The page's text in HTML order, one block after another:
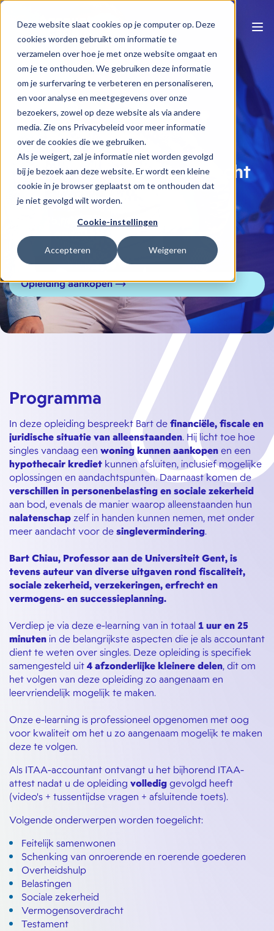
Deze website slaat cookies op je computer op. Deze
cookies worden gebruikt om informatie te
verzamelen over hoe je met onze website omgaat en
om je te onthouden. We gebruiken deze informatie
om je surfervaring te verbeteren en personaliseren,
en voor analyse en meetgegevens over onze
bezoekers, zowel op deze website als via andere
media. Zie ons Privacybeleid voor meer informatie
over de cookies die we gebruiken.
Als je weigert, zal je informatie niet worden gevolgd
bij je bezoek aan deze website. Er wordt een kleine
cookie in je browser geplaatst om te onthouden dat
je niet gevolgd wilt worden.
Cookie-instellingen
Accepteren Weigeren
Naar e-learning overzicht
Singles: fiscaliteit & erfrecht
Bart Chiau
1 u 25 min
€115.00 (excl BTW)
Opleiding aankopen
Programma
In deze opleiding bespreekt Bart de financiële, fiscale en
juridische situatie van alleenstaanden. Hij licht toe hoe
singles vandaag een woning kunnen aankopen en een
hypothecair krediet kunnen afsluiten, inclusief mogelijke
oplossingen en aandachtspunten. Daarnaast komen de
verschillen in personenbelasting en sociale zekerheid
aan bod, evenals de manier waarop alleenstaanden hun
nalatenschap zelf in handen kunnen nemen, met onder
meer aandacht voor de singlevermindering.
Bart Chiau, Professor aan de Universiteit Gent, is
tevens auteur van diverse uitgaven rond fiscaliteit,
sociale zekerheid, verzekeringen, erfrecht en
vermogens- en successieplanning.
Verdiep je via deze e-learning van in totaal 1 uur en 25
minuten in de belangrijkste aspecten die je als accountant
dient te weten over singles. Deze opleiding is specifiek
samengesteld uit 4 afzonderlijke kleinere delen, dit om
het volgen van deze opleiding zo aangenaam en
leervriendelijk mogelijk te maken.
Onze e-learning is professioneel opgenomen met oog
voor kwaliteit om het u zo aangenaam mogelijk te maken
deze te volgen.
Als ITAA-accountant ontvangt u het bijhorend ITAA-
attest nadat u de opleiding volledig gevolgd heeft
(video's + tussentijdse vragen + afsluitende toets).
Volgende onderwerpen worden toegelicht:
Feitelijk samenwonen
Schenking van onroerende en roerende goederen
Overheidshulp
Belastingen
Sociale zekerheid
Vermogensoverdracht
Testament